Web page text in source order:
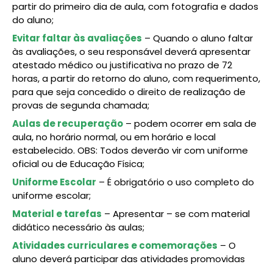
partir do primeiro dia de aula, com fotografia e dados
do aluno;
Evitar faltar às avaliações – Quando o aluno faltar
às avaliações, o seu responsável deverá apresentar
atestado médico ou justificativa no prazo de 72
horas, a partir do retorno do aluno, com requerimento,
para que seja concedido o direito de realização de
provas de segunda chamada;
Aulas de recuperação – podem ocorrer em sala de
aula, no horário normal, ou em horário e local
estabelecido. OBS: Todos deverão vir com uniforme
oficial ou de Educação Física;
Uniforme Escolar – É obrigatório o uso completo do
uniforme escolar;
Material e tarefas – Apresentar – se com material
didático necessário às aulas;
Atividades curriculares e comemorações – O
aluno deverá participar das atividades promovidas